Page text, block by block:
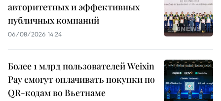
авторитетных и эффективных
публичных компаний
06/08/2026 14:24
Более 1 млрд пользователей Weixin
Pay смогут оплачивать покупки по
QR-кодам во Вьетнаме